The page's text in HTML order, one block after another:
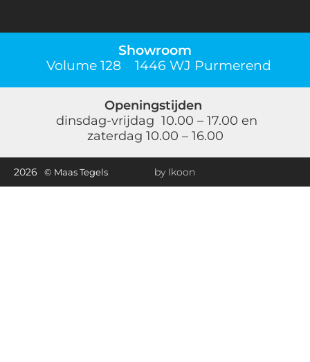
Showroom
Volume 128 1446 WJ Purmerend
Openingstijden
dinsdag-vrijdag 10.00 – 17.00 en
zaterdag 10.00 – 16.00
2026 © Maas Tegels by Ikoon